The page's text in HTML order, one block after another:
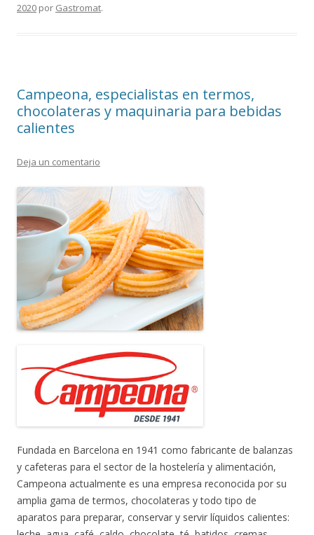
2020 por Gastromat.
Campeona, especialistas en termos,
chocolateras y maquinaria para bebidas
calientes
Deja un comentario
Fundada en Barcelona en 1941 como fabricante de balanzas
y cafeteras para el sector de la hostelería y alimentación,
Campeona actualmente es una empresa reconocida por su
amplia gama de termos, chocolateras y todo tipo de
aparatos para preparar, conservar y servir líquidos calientes: